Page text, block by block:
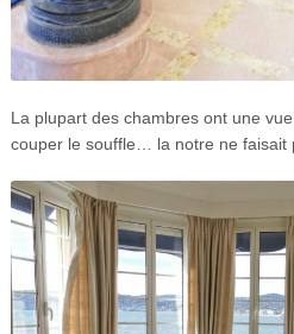
La plupart des chambres ont une
couper le souffle… la notre ne faisait